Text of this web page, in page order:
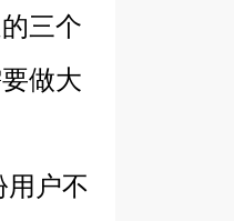
三个
做大
户不